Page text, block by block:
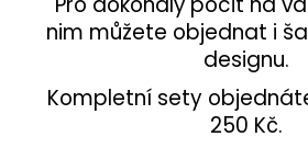
nim můžete objednat i
designu.
Kompletní sety
250 Kč.